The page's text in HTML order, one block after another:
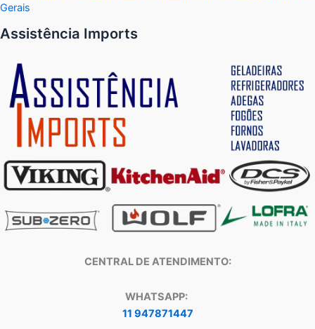
Gerais
Assistência Imports
CENTRAL DE ATENDIMENTO:
WHATSAPP:
11 947871447